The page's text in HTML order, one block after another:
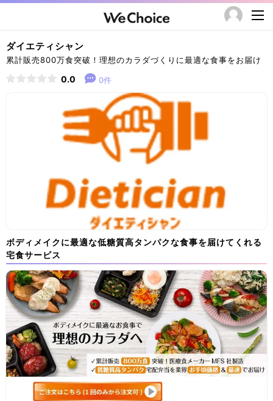
ダイエティシャン
累計販売800万食突破！理想のカラダづくりに最適な食事をお届け
0.0 0件
ボディメイクに最適な低糖質高タンパクな食事を届けてくれる
宅食サービス